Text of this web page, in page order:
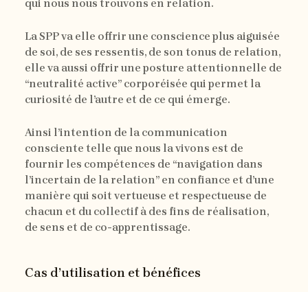
qui nous nous trouvons en relation.
La SPP va elle offrir une conscience plus aiguisée
de soi, de ses ressentis, de son tonus de relation,
elle va aussi offrir une posture attentionnelle de
“neutralité active” corporéisée qui permet la
curiosité de l’autre et de ce qui émerge.
Ainsi l’intention de la communication
consciente telle que nous la vivons est de
fournir les compétences de “navigation dans
l’incertain de la relation” en confiance et d’une
manière qui soit vertueuse et respectueuse de
chacun et du collectif à des fins de réalisation,
de sens et de co-apprentissage.
Cas d’utilisation et bénéfices